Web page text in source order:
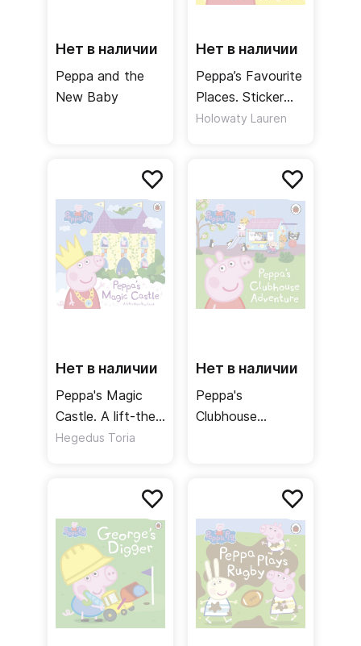
Нет в наличии
Peppa and the
New Baby
Нет в наличии
Peppa’s Favourite
Places. Sticker
Scenes Book
Holowaty Lauren
Нет в наличии
Peppa's Magic
Castle. A lift-the-
flap book
Hegedus Toria
Нет в наличии
Peppa's
Clubhouse